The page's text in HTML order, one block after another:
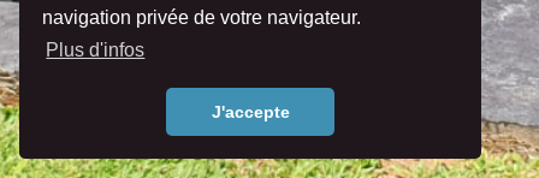
navigation privée de votre navigateur.
Plus d'infos
J'accepte